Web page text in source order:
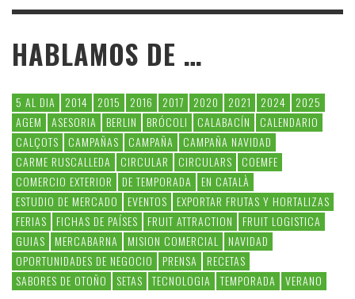
HABLAMOS DE …
5 AL DIA 2014 2015 2016 2017 2020 2021 2024
2025
AGEM
ASESORIA BERLIN BRÓCOLI CALABACÍN
CALENDARIO
CALÇOTS
CAMPAÑAS CAMPAÑA
CAMPAÑA NAVIDAD
CARME RUSCALLEDA
CIRCULAR CIRCULARS
COEMFE
COMERCIO EXTERIOR
DE TEMPORADA
EN CATALÀ
ESTUDIO DE MERCADO
EVENTOS
EXPORTAR FRUTAS Y HORTALIZAS
FERIAS
FICHAS DE PAÍSES FRUIT ATTRACTION
FRUIT LOGISTICA
GUIAS
MERCABARNA MISION COMERCIAL
NAVIDAD
OPORTUNIDADES DE NEGOCIO
PRENSA
RECETAS
SABORES DE OTOÑO
SETAS TECNOLOGIA TEMPORADA VERANO